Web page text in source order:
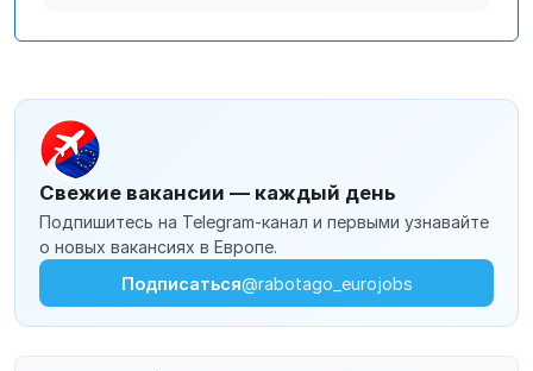
Свежие вакансии — каждый день
Подпишитесь на Telegram-канал и первыми узнавайте
о новых вакансиях в Европе.
Подписаться@rabotago_eurojobs